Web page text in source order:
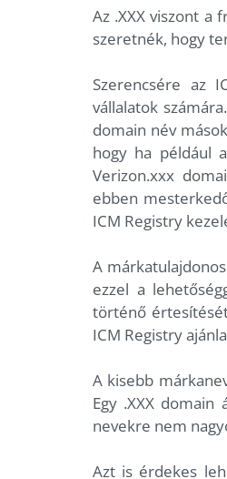
Az .XXX viszont a
szeretnék, hogy
Szerencsére az
vállalatok
domain név
hogy ha például
Verizon.xxx
ebben
ICM Registry
A
ezzel a
történő
ICM Registry
A kisebb
Egy .XXX
nevekre nem
Azt is érdekes